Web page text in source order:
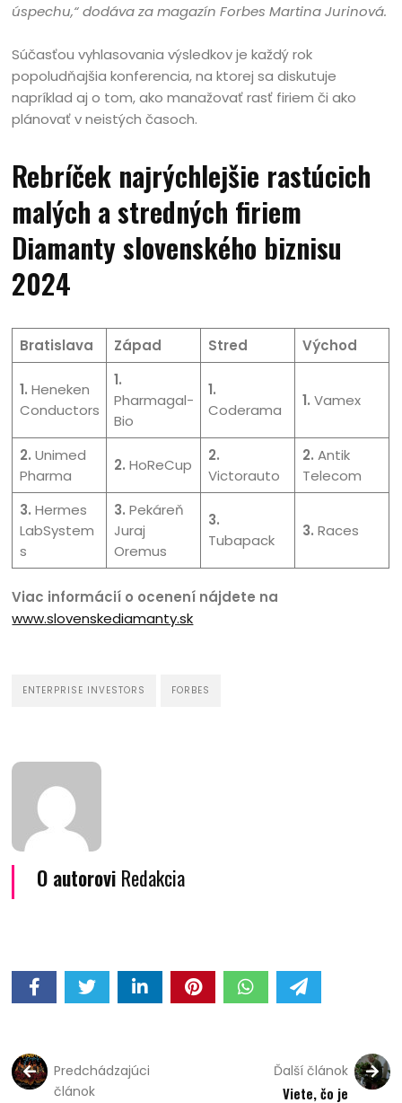
úspechu,“ dodáva za magazín Forbes Martina Jurinová.
Súčasťou vyhlasovania výsledkov je každý rok
popoludňajšia konferencia, na ktorej sa diskutuje
napríklad aj o tom, ako manažovať rasť firiem či ako
plánovať v neistých časoch.
Rebríček najrýchlejšie rastúcich
malých a stredných firiem
Diamanty slovenského biznisu
2024
Bratislava Západ Stred Východ
1. Heneken
Conductors
1.
Pharmagal-
Bio
1.
Coderama
1. Vamex
2. Unimed
Pharma
2. HoReCup
2.
Victorauto
2. Antik
Telecom
3. Hermes
LabSystem
s
3. Pekáreň
Juraj
Oremus
3.
Tubapack
3. Races
Viac informácií o ocenení nájdete na
www.slovenskediamanty.sk
ENTERPRISE INVESTORS FORBES
O autorovi Redakcia
Predchádzajúci
článok
Ďalší článok
Viete, čo je